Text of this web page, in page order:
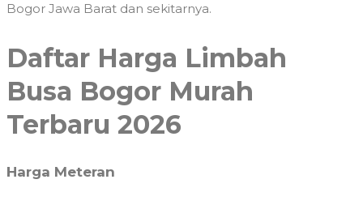
Bogor Jawa Barat dan sekitarnya.
Daftar Harga Limbah
Busa Bogor Murah
Terbaru 2026
Harga Meteran